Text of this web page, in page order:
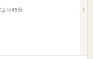
より45分